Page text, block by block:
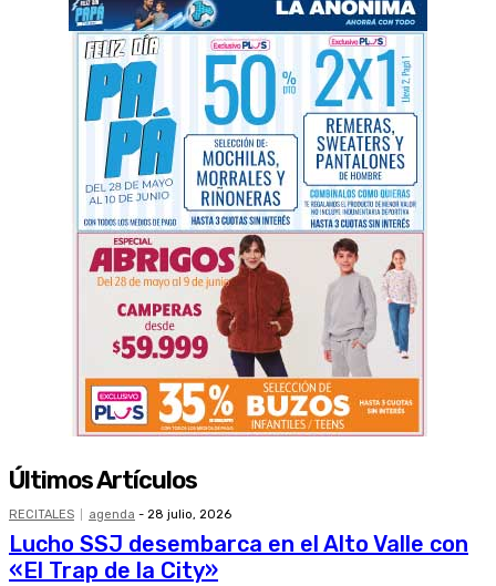
Últimos Artículos
RECITALES agenda - 28 julio, 2026
Lucho SSJ desembarca en el Alto Valle con
«El Trap de la City»